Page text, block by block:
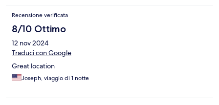
Recensione verificata
8/10 Ottimo
12 nov 2024
Traduci con Google
Great location
Joseph, viaggio di 1 notte